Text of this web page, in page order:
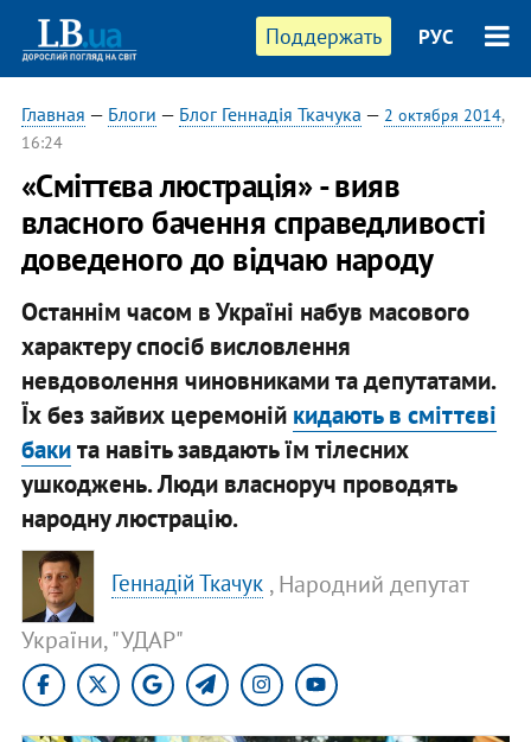
Поддержать РУС
Главная — Блоги — Блог Геннадія Ткачука — 2 октября 2014,
16:24
«Сміттєва люстрація» - вияв
власного бачення справедливості
доведеного до відчаю народу
Останнім часом в Україні набув масового
характеру спосіб висловлення
невдоволення чиновниками та депутатами.
Їх без зайвих церемоній кидають в сміттєві
бакита навіть завдають їм тілесних
ушкоджень. Люди власноруч проводять
народну люстрацію.
Геннадій Ткачук , Народний депутат
України, "УДАР"